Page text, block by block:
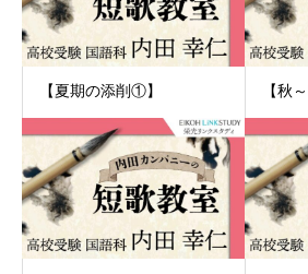
【夏期の添削①】 【秋